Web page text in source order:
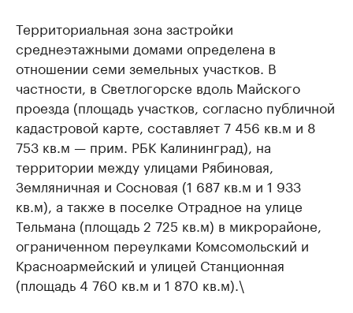
Территориальная зона застройки
среднеэтажными домами определена в
отношении семи земельных участков. В
частности, в Светлогорске вдоль Майского
проезда (площадь участков, согласно публичной
кадастровой карте, составляет 7 456 кв.м и 8
753 кв.м — прим. РБК Калининград), на
территории между улицами Рябиновая,
Земляничная и Сосновая (1 687 кв.м и 1 933
кв.м), а также в поселке Отрадное на улице
Тельмана (площадь 2 725 кв.м) в микрорайоне,
ограниченном переулками Комсомольский и
Красноармейский и улицей Станционная
(площадь 4 760 кв.м и 1 870 кв.м).\